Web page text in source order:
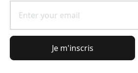
Je m'inscris